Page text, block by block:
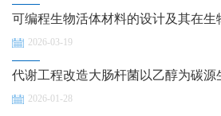
可编程生物活体材料的设计及其在生
2026-03-19
代谢工程改造大肠杆菌以乙醇为碳源
2026-01-28